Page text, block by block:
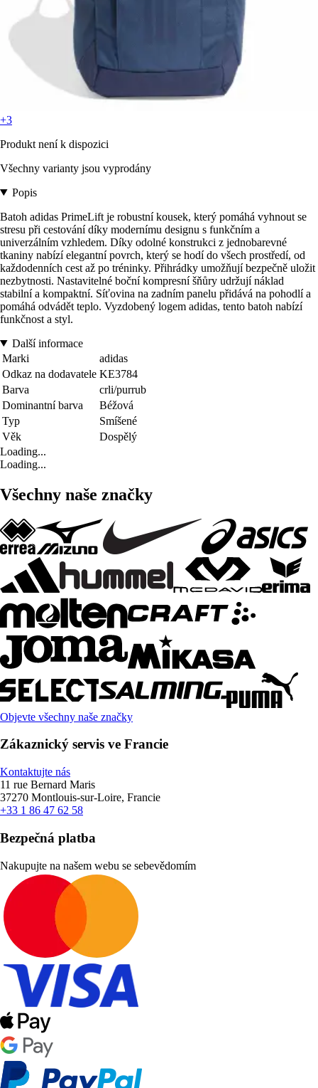
+3
Produkt není k dispozici
Všechny varianty jsou vyprodány
Popis
Batoh adidas PrimeLift je robustní kousek, který pomáhá vyhnout se
stresu při cestování díky modernímu designu s funkčním a
univerzálním vzhledem. Díky odolné konstrukci z jednobarevné
tkaniny nabízí elegantní povrch, který se hodí do všech prostředí, od
každodenních cest až po tréninky. Přihrádky umožňují bezpečně uložit
nezbytnosti. Nastavitelné boční kompresní šňůry udržují náklad
stabilní a kompaktní. Síťovina na zadním panelu přidává na pohodlí a
pomáhá odvádět teplo. Vyzdobený logem adidas, tento batoh nabízí
funkčnost a styl.
Další informace
Marki
adidas
Odkaz na dodavatele KE3784
Barva
crli/purrub
Dominantní barva
Béžová
Typ
Smíšené
Věk
Dospělý
Loading...
Loading...
Všechny naše značky
Objevte všechny naše značky
Zákaznický servis ve Francie
Kontaktujte nás
11 rue Bernard Maris
37270 Montlouis-sur-Loire, Francie
+33 1 86 47 62 58
Bezpečná platba
Nakupujte na našem webu se sebevědomím